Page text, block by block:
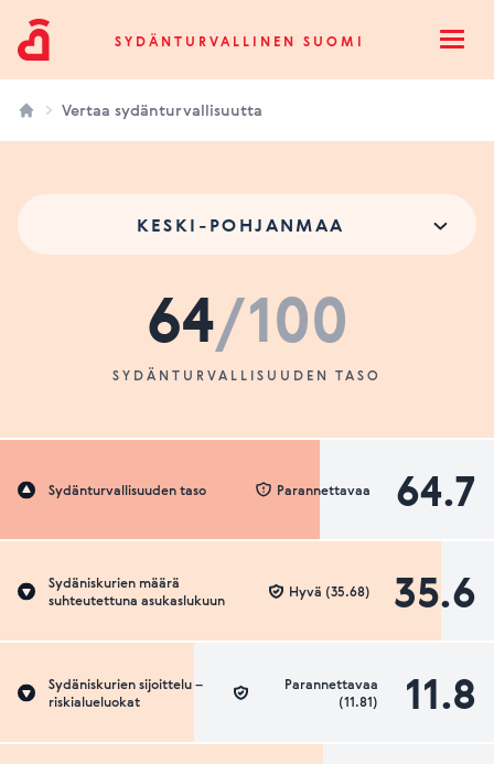
Sydänturvallinen SuomiSYDÄNTURVALLINEN SUOMI
Vertaa sydänturvallisuutta
KESKI-POHJANMAA
64/100
SYDÄNTURVALLISUUDEN TASO
Sydänturvallisuuden taso 64.7
Parannettavaa
Sydäniskurien määrä
suhteutettuna asukaslukuun
35.6
Hyvä (35.68)
Sydäniskurien sijoittelu –
riskialueluokat
11.8
Parannettavaa
(11.81)